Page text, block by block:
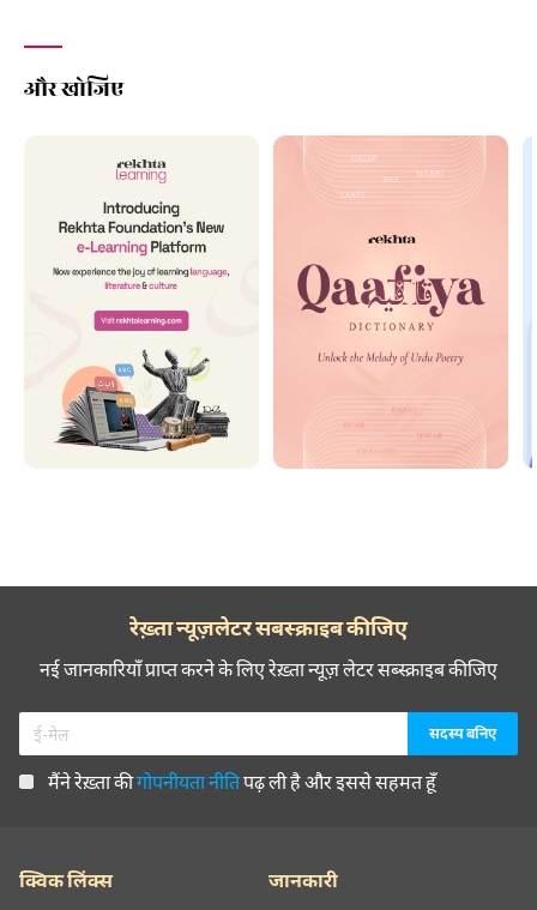
और खोजिए
रेख़्ता न्यूज़लेटर सबस्क्राइब कीजिए
नई जानकारियाँ प्राप्त करने के लिए रेख़्ता न्यूज़ लेटर सब्स्क्राइब कीजिए
मैंने रेख़्ता कीगोपनीयता नीतिपढ़ ली है और इससे सहमत हूँ
क्विक लिंक्स जानकारी